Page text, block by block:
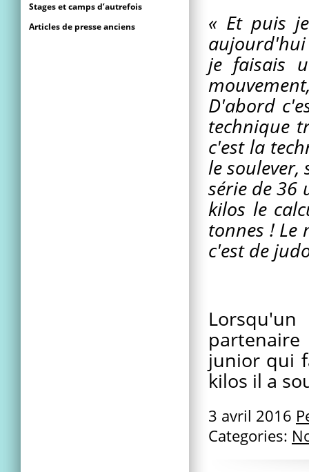
« Et puis
je faisais
D'abord
technique
c'est la
le soulever,
série de 36
kilos le
tonnes !
c'est de
junior qui
kilos il a
3 avril 2016
Categories:
Stages et camps d’autrefois
Articles de presse anciens